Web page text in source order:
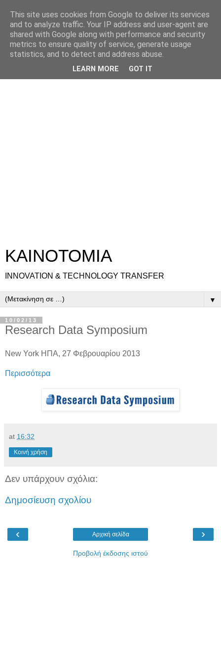
ΚΑΙΝΟΤΟΜΙΑ
INNOVATION & TECHNOLOGY TRANSFER
▼
10/02/13
Research Data Symposium
New York ΗΠΑ, 27 Φεβρουαρίου 2013
Περισσότερα
at 16:32
Κοινή χρήση
Δεν υπάρχουν σχόλια:
Δημοσίευση σχολίου
‹ ›
Αρχική σελίδα
Προβολή έκδοσης ιστού
This site uses cookies from Google to deliver its services
and to analyze traffic. Your IP address and user-agent are
shared with Google along with performance and security
metrics to ensure quality of service, generate usage
statistics, and to detect and address abuse.
LEARN MORE GOT IT